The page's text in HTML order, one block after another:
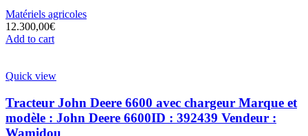
Matériels agricoles
12.300,00€
Add to cart
Quick view
Tracteur John Deere 6600 avec chargeur Marque et
modèle : John Deere 6600ID : 392439 Vendeur :
Wamidou